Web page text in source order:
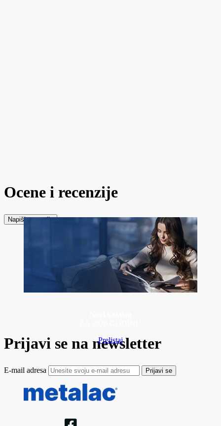
Ocene i recenzije
Napiši recenziju
Prelistaj
Prijavi se na newsletter
E-mail adresa Prijavi se